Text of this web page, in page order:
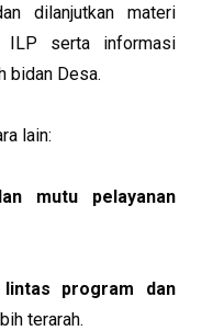
dilanjutkan materi
ILP serta informasi
bidan Desa.
lain:
mutu pelayanan
lintas program dan
terarah.